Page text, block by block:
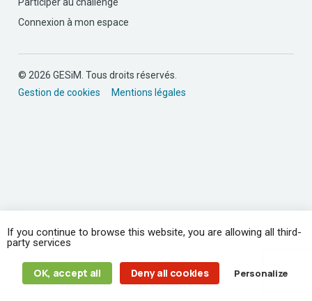
Connexion à mon espace
© 2026 GESiM. Tous droits réservés.
Gestion de cookies
Mentions légales
If you continue to browse this website, you are allowing all third-
party services
OK, accept all Deny all cookies Personalize